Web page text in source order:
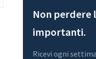
Non perdere
importanti.
Ricevi ogni